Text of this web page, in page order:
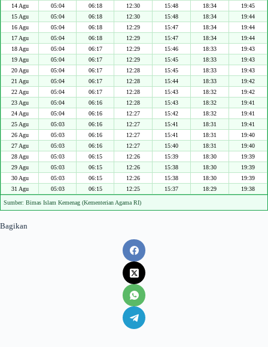
14 Agu
05:04 06:18 12:30 15:48 18:34
19:45
15 Agu
05:04 06:18 12:30 15:48 18:34
19:44
16 Agu
05:04 06:18 12:29 15:47 18:34
19:44
17 Agu
05:04 06:18 12:29 15:47 18:34
19:44
18 Agu
05:04 06:17 12:29 15:46 18:33
19:43
19 Agu
05:04 06:17 12:29 15:45 18:33
19:43
20 Agu
05:04 06:17 12:28 15:45 18:33
19:43
21 Agu
05:04 06:17 12:28 15:44 18:33
19:42
22 Agu
05:04 06:17 12:28 15:43 18:32
19:42
23 Agu
05:04 06:16 12:28 15:43 18:32
19:41
24 Agu
05:04 06:16 12:27 15:42 18:32
19:41
25 Agu
05:03 06:16 12:27 15:41 18:31
19:41
26 Agu
05:03 06:16 12:27 15:41 18:31
19:40
27 Agu
05:03 06:16 12:27 15:40 18:31
19:40
28 Agu
05:03 06:15 12:26 15:39 18:30
19:39
29 Agu
05:03 06:15 12:26 15:38 18:30
19:39
30 Agu
05:03 06:15 12:26 15:38 18:30
19:39
31 Agu
05:03 06:15 12:25 15:37 18:29 19:38
Sumber: Bimas Islam Kemenag (Kementerian Agama RI)
Bagikan